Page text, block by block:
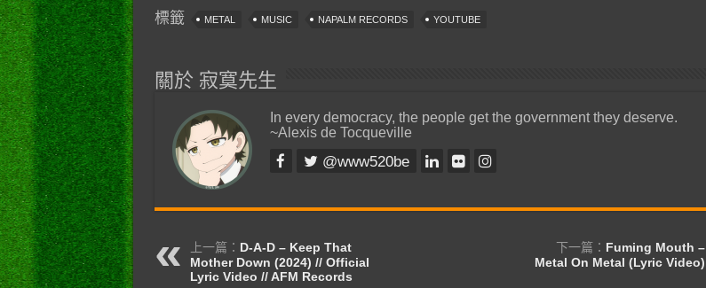
標籤 METAL MUSIC NAPALM RECORDS YOUTUBE
關於 寂寞先生
In every democracy, the people get the government they deserve.
~Alexis de Tocqueville
@www520be
上一篇： D-A-D – Keep That
Mother Down (2024) // Official
Lyric Video // AFM Records
下一篇： Fuming Mouth –
Metal On Metal (Lyric Video)